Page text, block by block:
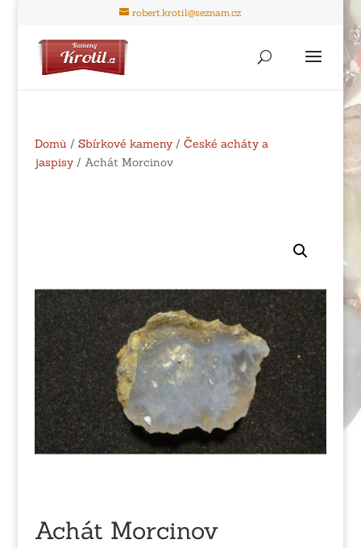
robert.krotil@seznam.cz
Domů / Sbírkové kameny/ České acháty a
jaspisy/ Achát Morcinov
Achát Morcinov